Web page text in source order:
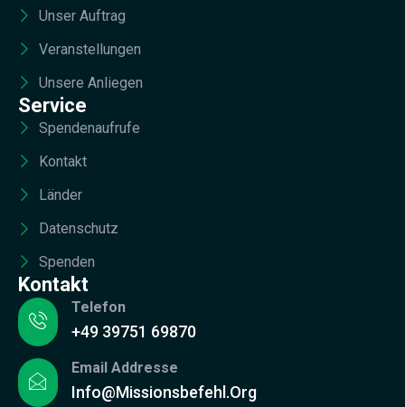
Unser Auftrag
Veranstellungen
Unsere Anliegen
Service
Spendenaufrufe
Kontakt
Länder
Datenschutz
Spenden
Kontakt
Telefon
+49 39751 69870
Email Addresse
Info@missionsbefehl.org